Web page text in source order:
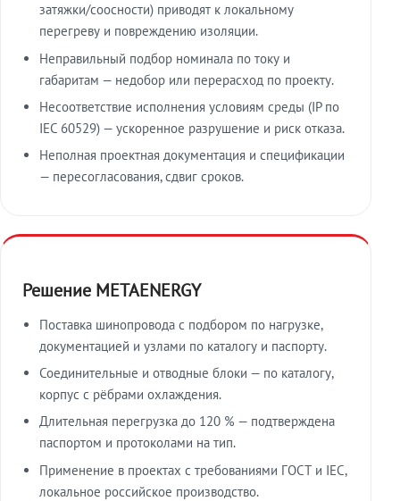
затяжки/соосности) приводят к локальному
перегреву и повреждению изоляции.
Неправильный подбор номинала по току и
габаритам — недобор или перерасход по проекту.
Несоответствие исполнения условиям среды (IP по
IEC 60529) — ускоренное разрушение и риск отказа.
Неполная проектная документация и спецификации
— пересогласования, сдвиг сроков.
Решение METAENERGY
Поставка шинопровода с подбором по нагрузке,
документацией и узлами по каталогу и паспорту.
Соединительные и отводные блоки — по каталогу,
корпус с рёбрами охлаждения.
Длительная перегрузка до 120 % — подтверждена
паспортом и протоколами на тип.
Применение в проектах с требованиями ГОСТ и IEC,
локальное российское производство.